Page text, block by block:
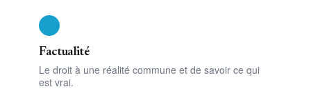
Factualité
Le droit à une réalité commune et de savoir ce qui
est vrai.